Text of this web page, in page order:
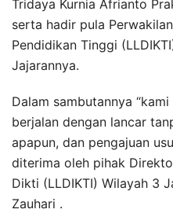
Tridaya Kurnia Afrianto
serta hadir pula
Pendidikan Tinggi
Jajarannya.
Dalam sambutannya
berjalan dengan lancar
apapun, dan pengajuan
diterima oleh pihak
Dikti (LLDIKTI) Wilayah 3
Zauhari .